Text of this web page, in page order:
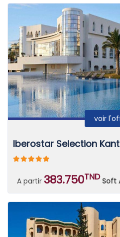
voir
Iberostar Selection
A partir 383.750TND Soft